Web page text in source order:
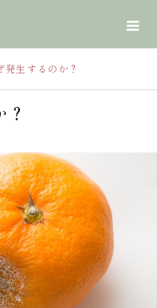
発生するのか？